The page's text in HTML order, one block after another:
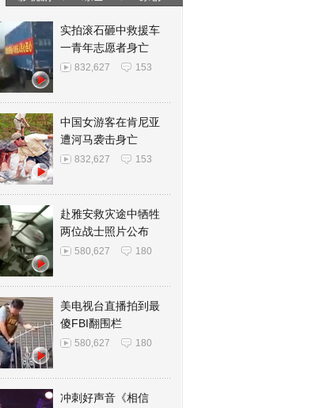
实拍滚石砸中救援车
一青年志愿者身亡
832,627 153
中国女游客在肯尼亚
遭河马袭击身亡
832,627 153
赴雅安救灾途中牺牲
两位战士照片公布
580,627 180
美电视台直播拍到最
傻FBI翻围栏
580,627 180
冲刺好声音《相信